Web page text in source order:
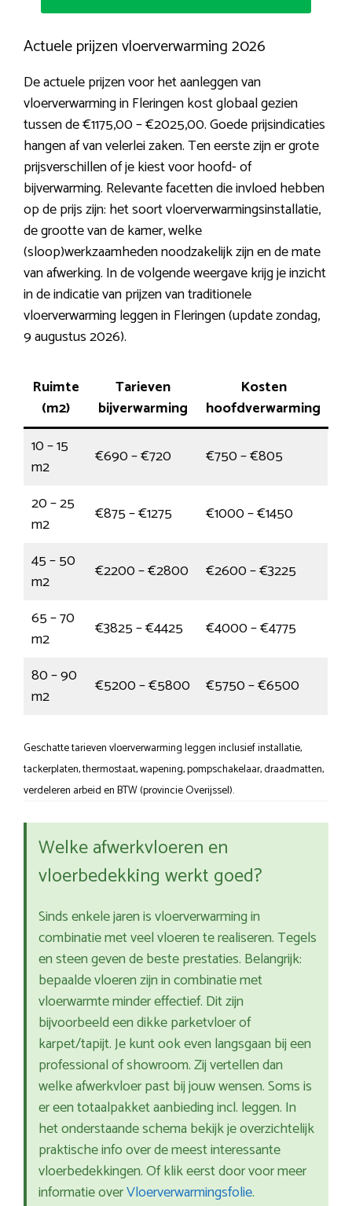
Actuele prijzen vloerverwarming 2026
De actuele prijzen voor het aanleggen van
vloerverwarming in Fleringen kost globaal gezien
tussen de €1175,00 – €2025,00. Goede prijsindicaties
hangen af van velerlei zaken. Ten eerste zijn er grote
prijsverschillen of je kiest voor hoofd- of
bijverwarming. Relevante facetten die invloed hebben
op de prijs zijn: het soort vloerverwarmingsinstallatie,
de grootte van de kamer, welke
(sloop)werkzaamheden noodzakelijk zijn en de mate
van afwerking. In de volgende weergave krijg je inzicht
in de indicatie van prijzen van traditionele
vloerverwarming leggen in Fleringen (update zondag,
9 augustus 2026).
Ruimte
(m2)
Tarieven
bijverwarming
Kosten
hoofdverwarming
10 – 15
m2
€690 – €720
€750 – €805
20 – 25
m2
€875 – €1275
€1000 – €1450
45 – 50
m2
€2200 – €2800
€2600 – €3225
65 – 70
m2
€3825 – €4425
€4000 – €4775
80 – 90
m2
€5200 – €5800 €5750 – €6500
Geschatte tarieven vloerverwarming leggen inclusief installatie,
tackerplaten, thermostaat, wapening, pompschakelaar, draadmatten,
verdeleren arbeid en BTW (provincie Overijssel).
Welke afwerkvloeren en
vloerbedekking werkt goed?
Sinds enkele jaren is vloerverwarming in
combinatie met veel vloeren te realiseren. Tegels
en steen geven de beste prestaties. Belangrijk:
bepaalde vloeren zijn in combinatie met
vloerwarmte minder effectief. Dit zijn
bijvoorbeeld een dikke parketvloer of
karpet/tapijt. Je kunt ook even langsgaan bij een
professional of showroom. Zij vertellen dan
welke afwerkvloer past bij jouw wensen. Soms is
er een totaalpakket aanbieding incl. leggen. In
het onderstaande schema bekijk je overzichtelijk
praktische info over de meest interessante
vloerbedekkingen. Of klik eerst door voor meer
informatie overVloerverwarmingsfolie.